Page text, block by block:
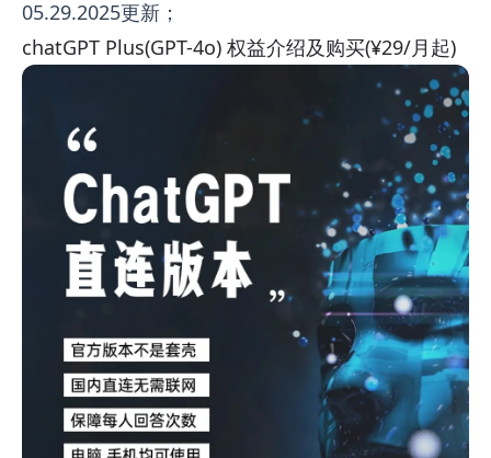
05.29.2025更新；
chatGPT Plus(GPT-4o) 权益介绍及购买(¥29/月起)